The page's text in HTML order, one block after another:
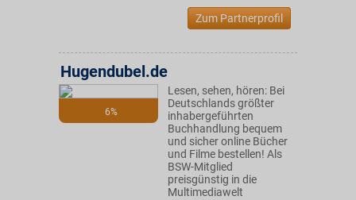
Zum Partnerprofil
6%
Hugendubel.de
Lesen, sehen, hören: Bei
Deutschlands größter
inhabergeführten
Buchhandlung bequem
und sicher online Bücher
und Filme bestellen! Als
BSW-Mitglied
preisgünstig in die
Multimediawelt